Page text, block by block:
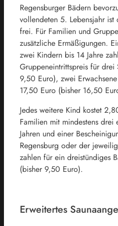
Regensburger Bädern
vollendeten 5. Lebensjahr
frei. Für Familien und
zusätzliche Ermäßigungen.
zwei Kindern bis 14 ‎Jahre
Gruppeneintrittspreis für
9,50 ‎Euro), zwei
17,50 Euro (bisher 16,50
Jedes weitere Kind kostet
Familien mit ‎mindestens drei
Jahren und einer
Regensburg oder der
zahlen für ein dreistündiges
(bisher ‎‎9,50 Euro).
Erweitertes